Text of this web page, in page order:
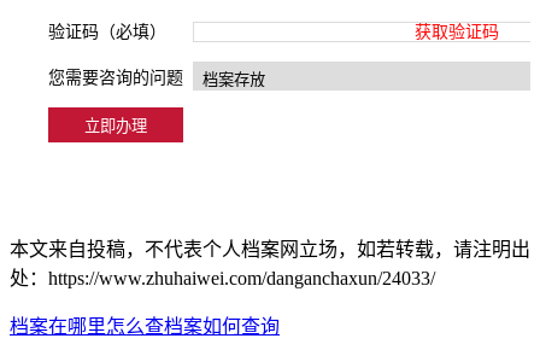
验证码（必填） 获取验证码
您需要咨询的问题
本文来自投稿，不代表个人档案网立场，如若转载，请注明出
处：https://www.zhuhaiwei.com/danganchaxun/24033/
档案在哪里怎么查档案如何查询